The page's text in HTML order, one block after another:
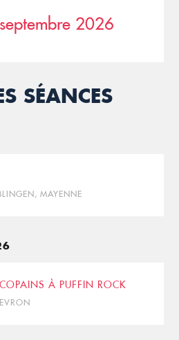
2026
SÉANCES
MAYENNE
À PUFFIN ROCK